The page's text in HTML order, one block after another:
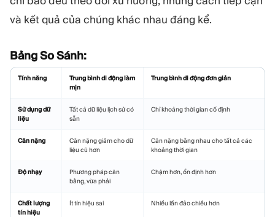
và kết quả của chúng khác nhau đáng kể.
Bảng So Sánh:
Tính năng
Trung bình di động làm
mịn
Trung bình di động đơn giản
Sử dụng dữ
liệu
Tất cả dữ liệu lịch sử có
sẵn
Chỉ khoảng thời gian cố định
Cân nặng
Cân nặng giảm cho dữ
liệu cũ hơn
Cân nặng bằng nhau cho tất cả các
khoảng thời gian
Độ nhạy
Phương pháp cân
bằng, vừa phải
Chậm hơn, ổn định hơn
Chất lượng
tín hiệu
Ít tín hiệu sai Nhiều lần đảo chiều hơn